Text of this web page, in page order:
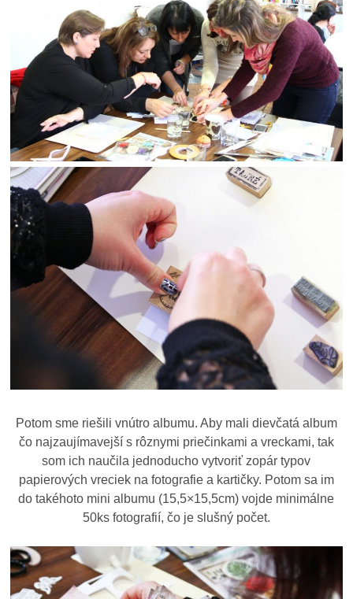
Potom sme riešili vnútro albumu. Aby mali dievčatá album
čo najzaujímavejší s rôznymi priečinkami a vreckami, tak
som ich naučila jednoducho vytvoriť zopár typov
papierových vreciek na fotografie a kartičky. Potom sa im
do takéhoto mini albumu (15,5×15,5cm) vojde minimálne
50ks fotografií, čo je slušný počet.